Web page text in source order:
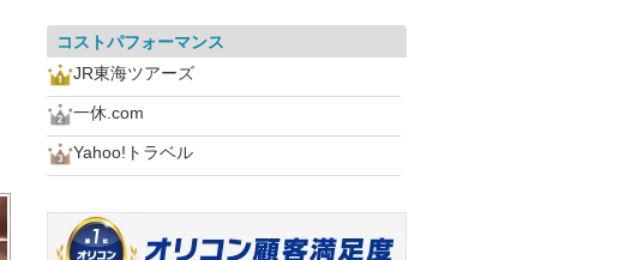
コストパフォーマンス
JR東海ツアーズ
一休.com
Yahoo!トラベル